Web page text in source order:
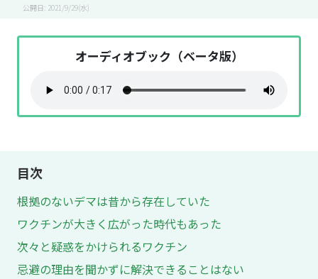
公開日: 2021/9/29(水)
オーディオブック（ベータ版）
目次
根拠のないデマは昔から存在していた
ワクチンが大きく広がった時代もあった
次々と疑惑をかけられるワクチン
忌避の理由を聞かずに解決できることはない